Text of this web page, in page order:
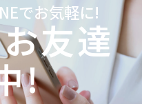
でお気軽に!
友達
!